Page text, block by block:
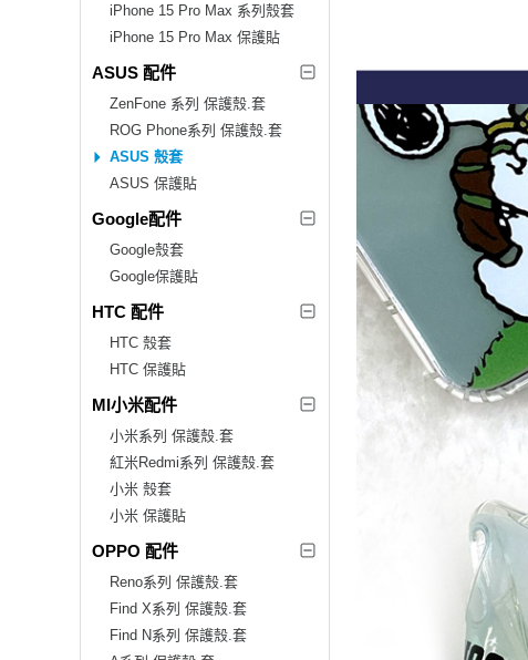
iPhone 15 Pro Max 系列殼套
iPhone 15 Pro Max 保護貼
ASUS 配件
ZenFone 系列 保護殼.套
ROG Phone系列 保護殼.套
ASUS 殼套
ASUS 保護貼
Google配件
Google殼套
Google保護貼
HTC 配件
HTC 殼套
HTC 保護貼
MI小米配件
小米系列 保護殼.套
紅米Redmi系列 保護殼.套
小米 殼套
小米 保護貼
OPPO 配件
Reno系列 保護殼.套
Find X系列 保護殼.套
Find N系列 保護殼.套